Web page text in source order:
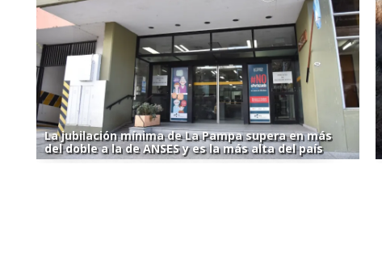
La jubilación mínima de La Pampa supera en más
del doble a la de ANSES y es la más alta del país